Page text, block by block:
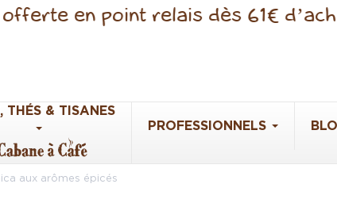
en point relais dès 61€ d’achats
THÉS & TISANES
PROFESSIONNELS
aux arômes épicés